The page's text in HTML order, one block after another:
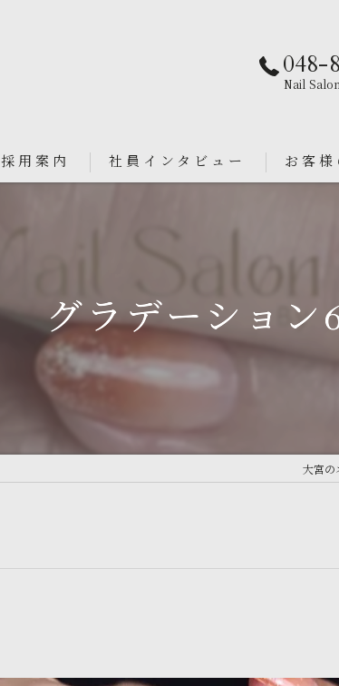
048-
Nail
採用案内 社員インタビュー お客様
グラデーション
大宮